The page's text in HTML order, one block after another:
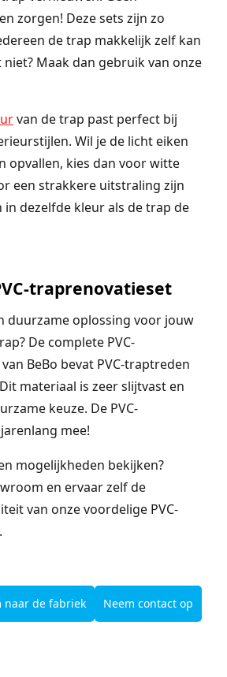
zorgen! Deze sets zijn zo
de trap makkelijk zelf kan
Maak dan gebruik van onze
van de trap past perfect bij
Wil je de licht eiken
opvallen, kies dan voor witte
een strakkere uitstraling zijn
in dezelfde kleur als de trap de
traprenovatieset
duurzame oplossing voor jouw
De complete PVC-
BeBo bevat PVC-traptreden
materiaal is zeer slijtvast en
keuze. De PVC-
mee!
mogelijkheden bekijken?
en ervaar zelf de
van onze voordelige PVC-
naar de fabriek Neem contact op